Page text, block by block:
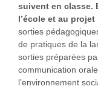
suivent en classe.
l’école et au
sorties
de pratiques de la
sorties préparées
communication
l’environnement